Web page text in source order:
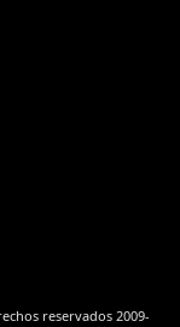
reservados 2009-